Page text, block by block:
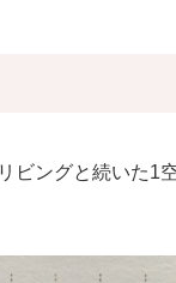
ビングと続いた1